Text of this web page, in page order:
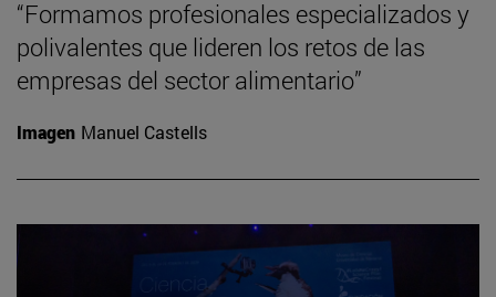
“Formamos profesionales especializados y
polivalentes que lideren los retos de las
empresas del sector alimentario”
Imagen Manuel Castells